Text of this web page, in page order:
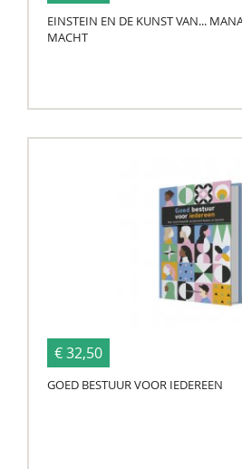
EINSTEIN EN DE KUNST VAN...
MACHT
€ 32,50
GOED BESTUUR VOOR IEDEREEN